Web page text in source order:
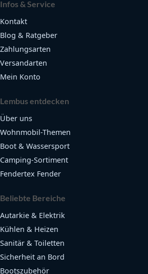
Infos & Service
Kontakt
Blog & Ratgeber
Zahlungsarten
Versandarten
Mein Konto
Lembus entdecken
Über uns
Wohnmobil-Themen
Boot & Wassersport
Camping-Sortiment
Fendertex Fender
Beliebte Bereiche
Autarkie & Elektrik
Kühlen & Heizen
Sanitär & Toiletten
Sicherheit an Bord
Bootszubehör